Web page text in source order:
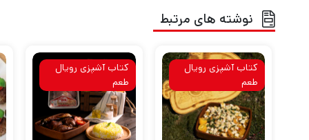
نوشته های مرتبط
کتاب آشپزی رویال
طعم
کتاب آشپزی رویال
طعم